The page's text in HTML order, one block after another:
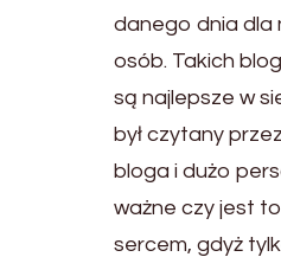
danego dnia dla
osób. Takich
są najlepsze w
był czytany
bloga i dużo
ważne czy jest
sercem, gdyż